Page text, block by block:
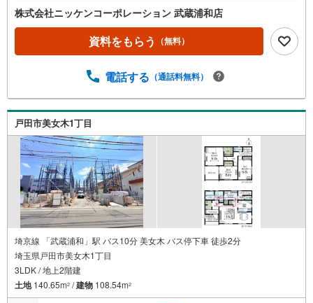
株式会社ニッケンコーポレーション 武蔵浦和店
資料をもらう （無料）
電話する （通話料無料）
戸田市美女木1丁目
埼京線 「武蔵浦和」駅 バス10分 美女木 バス停下車 徒歩2分
埼玉県戸田市美女木1丁目
3LDK / 地上2階建
土地140.65m2 /建物 108.54m2